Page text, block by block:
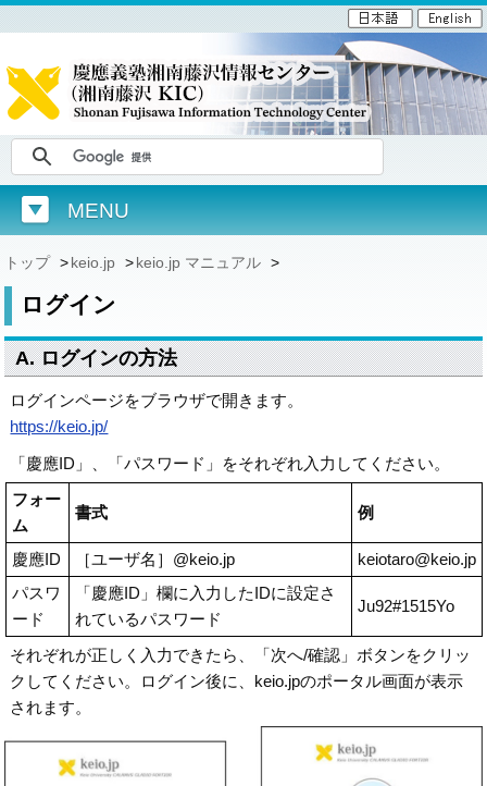
MENU
トップ >keio.jp >keio.jp マニュアル >
ログイン
A. ログインの方法
ログインページをブラウザで開きます。
https://keio.jp/
「慶應ID」、「パスワード」をそれぞれ入力してください。
フォー
ム
書式 例
慶應ID ［ユーザ名］@keio.jp
keiotaro@keio.jp
パスワ
ード
「慶應ID」欄に入力したIDに設定さ
れているパスワード
Ju92#1515Yo
それぞれが正しく入力できたら、「次へ/確認」ボタンをクリッ
クしてください。ログイン後に、keio.jpのポータル画面が表示
されます。